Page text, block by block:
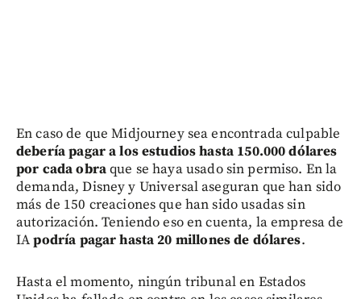
En caso de que Midjourney sea encontrada culpable
debería pagar a los estudios hasta 150.000 dólares
por cada obraque se haya usado sin permiso. En la
demanda, Disney y Universal aseguran que han sido
más de 150 creaciones que han sido usadas sin
autorización. Teniendo eso en cuenta, la empresa de
IApodría pagar hasta 20 millones de dólares.
Hasta el momento, ningún tribunal en Estados